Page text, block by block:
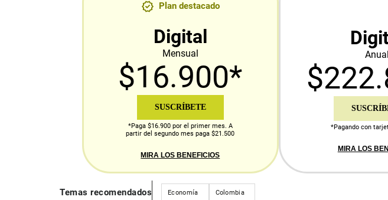
Plan destacado
Digital
Mensual
$16.900*
SUSCRÍBETE
*Paga $16.900 por el primer mes. A
partir del segundo mes paga $21.500
MIRA LOS BENEFICIOS
Anual
*Pagando con
MIRA LOS
Temas recomendados Economía Colombia